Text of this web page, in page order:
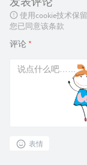
使用cookie技术保
您已同意该条款
评论 *
表情